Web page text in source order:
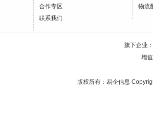
合作专区
联系我们
物流
旗下企业
增
版权所有：易企信息